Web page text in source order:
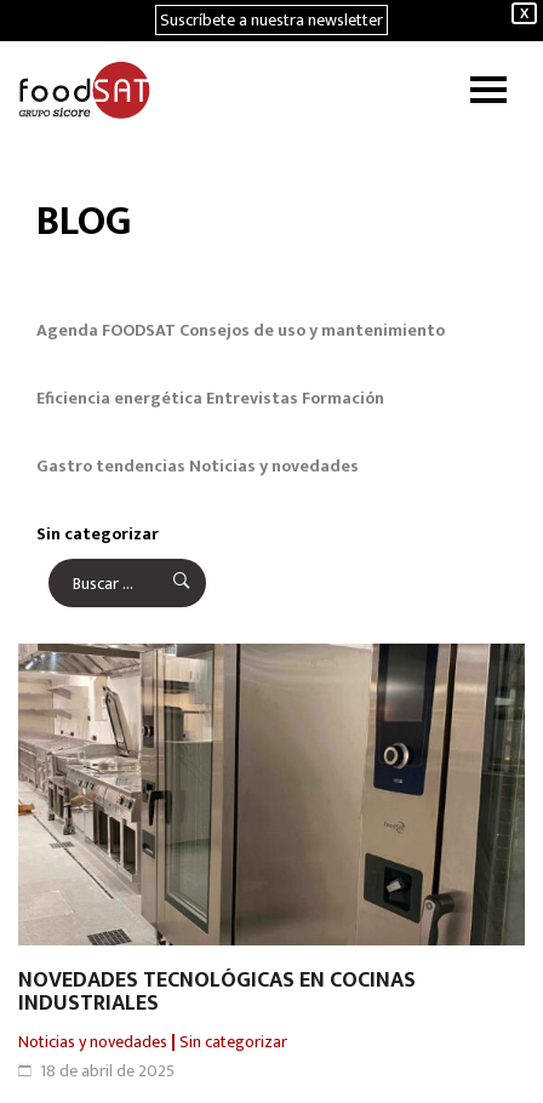
X
Suscríbete a nuestra newsletter
BLOG
Agenda FOODSAT Consejos de uso y mantenimiento
Eficiencia energética Entrevistas Formación
Gastro tendencias Noticias y novedades
Sin categorizar
NOVEDADES TECNOLÓGICAS EN COCINAS
INDUSTRIALES
Noticias y novedades |Sin categorizar
18 de abril de 2025